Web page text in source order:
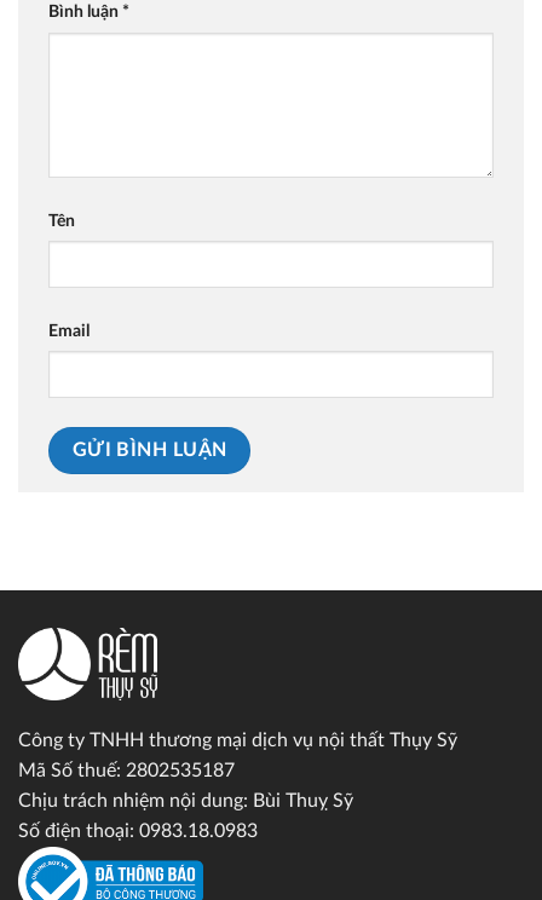
Bình luận *
Tên
Email
Công ty TNHH thương mại dịch vụ nội thất Thụy Sỹ
Mã Số thuế: 2802535187
Chịu trách nhiệm nội dung: Bùi Thuỵ Sỹ
Số điện thoại: 0983.18.0983